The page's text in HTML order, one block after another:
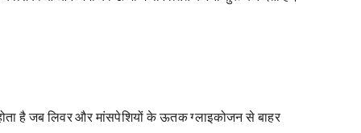
है जब लिवर और मांसपेशियों के ऊतक ग्लाइकोजन से बाहर